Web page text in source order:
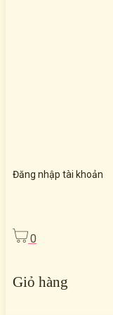
Đăng nhập tài khoản
0
Giỏ hàng